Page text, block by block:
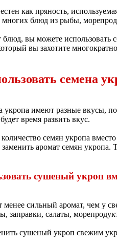
как пряность,
блюд из рыбы,
вы можете использовать
вы захотите
семена
укропа имеют разные вкусы,
время развить вкус.
семян укропа
аромат семян укропа.
сушеный укроп
сильный аромат, чем у
заправки, салаты,
сушеный укроп свежим